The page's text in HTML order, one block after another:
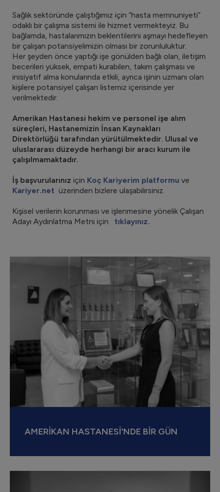
Sağlık sektöründe çalıştığımız için “hasta memnuniyeti”
odaklı bir çalışma sistemi ile hizmet vermekteyiz. Bu
bağlamda, hastalarımızın beklentilerini aşmayı hedefleyen
bir çalışan potansiyelimizin olması bir zorunluluktur.
Her şeyden önce yaptığı işe gönülden bağlı olan, iletişim
becerileri yüksek, empati kurabilen, takım çalışması ve
inisiyatif alma konularında etkili, ayrıca işinin uzmanı olan
kişilere potansiyel çalışan listemiz içerisinde yer
verilmektedir.
Amerikan Hastanesi hekim ve personel işe alım
süreçleri, Hastanemizin İnsan Kaynakları
Direktörlüğü tarafından yürütülmektedir. Ulusal ve
uluslararası düzeyde herhangi bir aracı kurum ile
çalışılmamaktadır.
İş başvurularınız için Koç Kariyerim platformu ve
Kariyer.net üzerinden bizlere ulaşabilirsiniz.
Kişisel verilerin korunması ve işlenmesine yönelik Çalışan
Adayı Aydınlatma Metni için
tıklayınız.
AMERİKAN HASTANESİ'NDE BİR GÜN